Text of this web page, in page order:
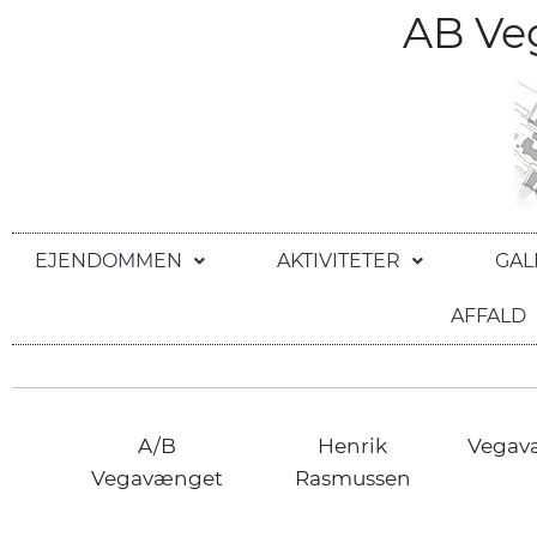
AB
EJENDOMMEN AKTIVITETER
AFFALD
A/B
Vegavænget
Henrik
Rasmussen